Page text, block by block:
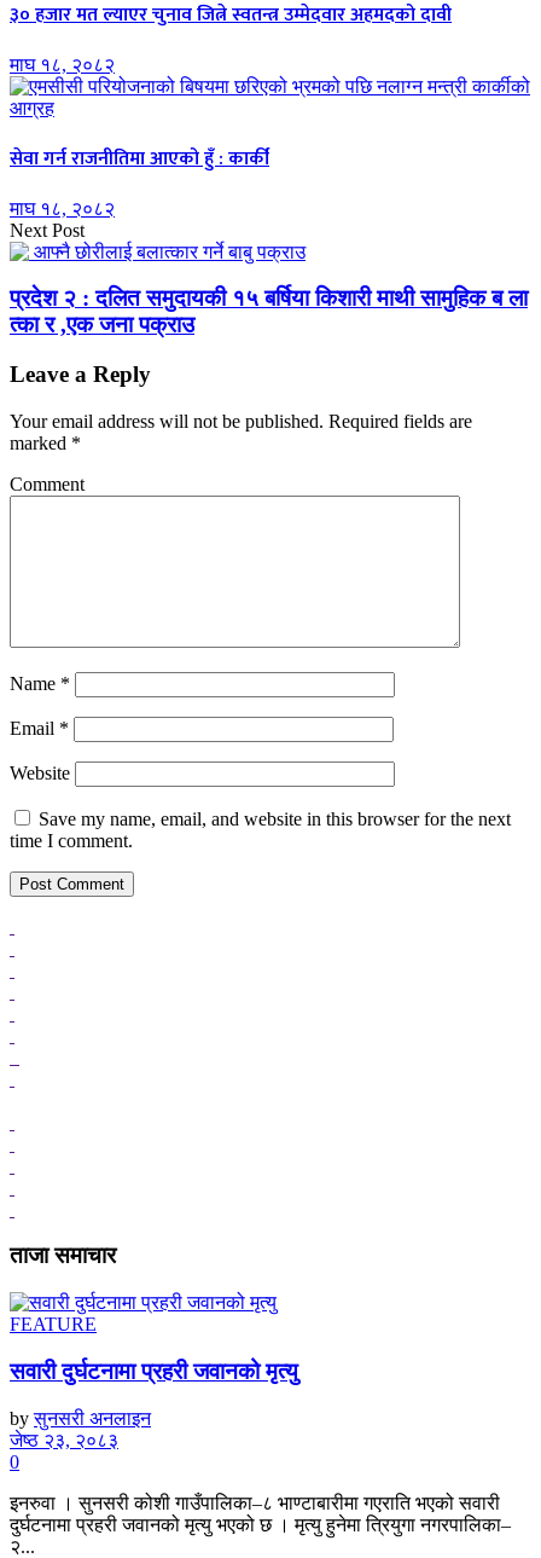
३० हजार मत ल्याएर चुनाव जित्ने स्वतन्त्र उम्मेदवार अहमदको दावी
माघ १८, २०८२
सेवा गर्न राजनीतिमा आएको हुँ : कार्की
माघ १८, २०८२
Next Post
प्रदेश २ : दलित समुदायकी १५ बर्षिया किशारी माथी सामुहिक ब ला
त्का र ,एक जना पक्राउ
Leave a Reply
Your email address will not be published. Required fields are
marked *
Comment
Name *
Email *
Website
Save my name, email, and website in this browser for the next
time I comment.
ताजा समाचार
FEATURE
सवारी दुर्घटनामा प्रहरी जवानको मृत्यु
by सुनसरी अनलाइन
जेष्ठ २३, २०८३
0
इनरुवा । सुनसरी कोशी गाउँपालिका–८ भाण्टाबारीमा गएराति भएको सवारी
दुर्घटनामा प्रहरी जवानको मृत्यु भएको छ । मृत्यु हुनेमा त्रियुगा नगरपालिका–
२...